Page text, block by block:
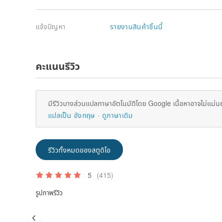
แจ้งปัญหา รายงานสินค้าชิ้นนี้
คะแนนรีวิว
มีรีวิวบางส่วนแปลภาษาอัตโนมัติโดย Google เนื้อหาอาจไม่แม่น
แปลเป็น อังกฤษ
ดูภาษาเดิม
รีวิวทั้งหมดของสตูดิโอ
5 (415)
รูปภาพรีวิว